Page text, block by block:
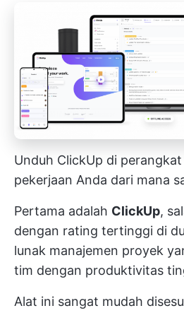
Unduh ClickUp di
pekerjaan Anda dari mana
Pertama adalah ClickUp,
dengan rating tertinggi di
lunak manajemen proyek
tim dengan produktivitas
Alat ini sangat mudah